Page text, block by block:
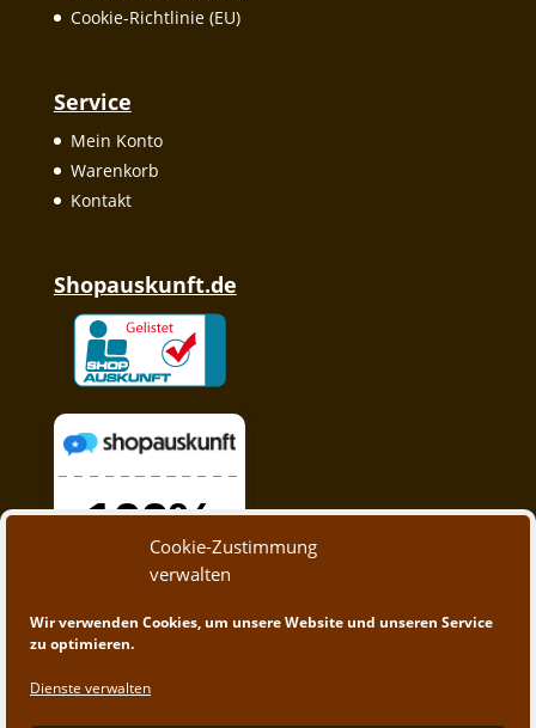
Cookie-Zustimmung
verwalten
Wir verwenden Cookies, um unsere Website und unseren Service
zu optimieren.
Dienste verwalten
Cookie-Richtlinie (EU)
Service
Mein Konto
Warenkorb
Kontakt
Shopauskunft.de